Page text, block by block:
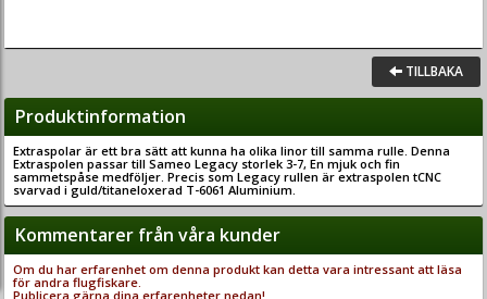
TILLBAKA
Produktinformation
Extraspolar är ett bra sätt att kunna ha olika linor till samma rulle. Denna
Extraspolen passar till Sameo Legacy storlek 3-7, En mjuk och fin
sammetspåse medföljer. Precis som Legacy rullen är extraspolen tCNC
svarvad i guld/titaneloxerad T-6061 Aluminium.
Kommentarer från våra kunder
Om du har erfarenhet om denna produkt kan detta vara intressant att läsa
för andra flugfiskare.
Publicera gärna dina erfarenheter nedan!